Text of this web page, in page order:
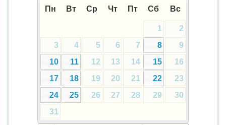
Пн Вт Ср Чт Пт Сб Вс
1
2
3
4 5 6 7 8
9
10
11 12 13 14 15
16
17
18 19 20 21 22
23
24
25 26 27 28 29
30
31